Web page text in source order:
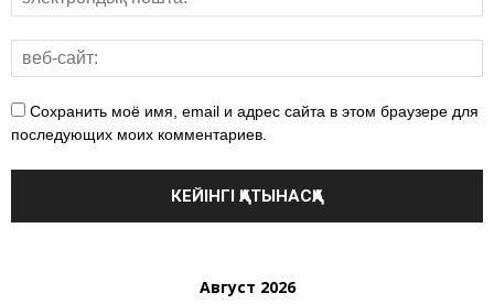
Сохранить моё имя, email и адрес сайта в этом браузере для
последующих моих комментариев.
Август 2026